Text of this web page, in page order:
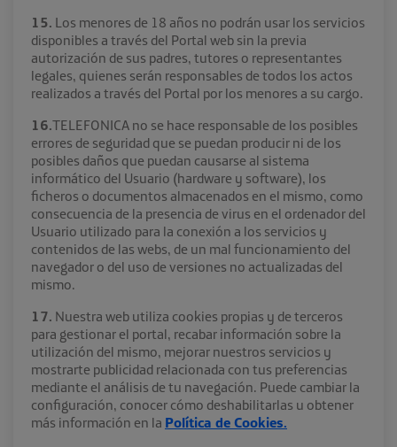
15. Los menores de 18 años no podrán usar los servicios
disponibles a través del Portal web sin la previa
autorización de sus padres, tutores o representantes
legales, quienes serán responsables de todos los actos
realizados a través del Portal por los menores a su cargo.
16.TELEFONICA no se hace responsable de los posibles
errores de seguridad que se puedan producir ni de los
posibles daños que puedan causarse al sistema
informático del Usuario (hardware y software), los
ficheros o documentos almacenados en el mismo, como
consecuencia de la presencia de virus en el ordenador del
Usuario utilizado para la conexión a los servicios y
contenidos de las webs, de un mal funcionamiento del
navegador o del uso de versiones no actualizadas del
mismo.
17. Nuestra web utiliza cookies propias y de terceros
para gestionar el portal, recabar información sobre la
utilización del mismo, mejorar nuestros servicios y
mostrarte publicidad relacionada con tus preferencias
mediante el análisis de tu navegación. Puede cambiar la
configuración, conocer cómo deshabilitarlas u obtener
más información en la Política de Cookies.